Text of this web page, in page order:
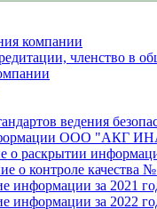
компании
членство в
ведения
ООО "АКГ
о раскрытии
о контроле качества №
информации за 2021
информации за 2022